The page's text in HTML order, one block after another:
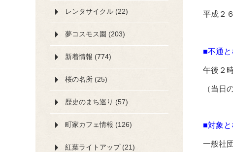
平成２
■不通と
午後２
（当日
■対象
一般社
レンタサイクル (22)
夢コスモス園 (203)
新着情報 (774)
桜の名所 (25)
歴史のまち巡り (57)
町家カフェ情報 (126)
紅葉ライトアップ (21)